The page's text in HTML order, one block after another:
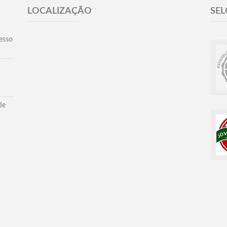
LOCALIZAÇÃO